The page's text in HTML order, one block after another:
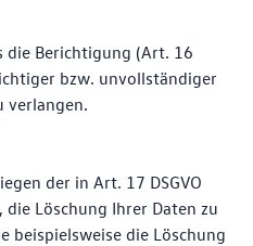
die Berichtigung (Art. 16
bzw. unvollständiger
verlangen.
der in Art. 17 DSGVO
Löschung Ihrer Daten zu
beispielsweise die Löschung